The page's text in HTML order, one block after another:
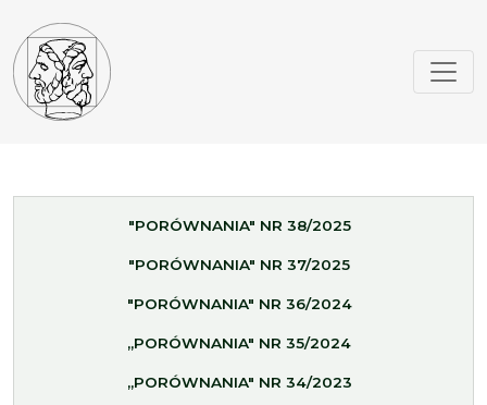
"PORÓWNANIA" NR 38/2025
"PORÓWNANIA" NR 37/2025
"PORÓWNANIA" NR 36/2024
„PORÓWNANIA" NR 35/2024
„PORÓWNANIA" NR 34/2023